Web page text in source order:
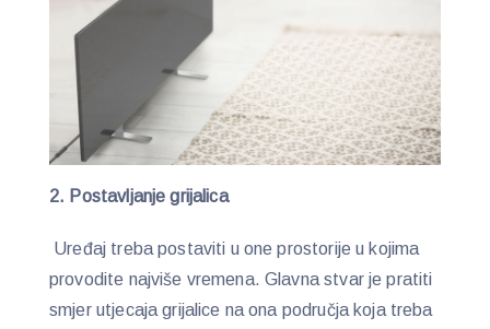
2. Postavljanje grijalica
Uređaj treba postaviti u one prostorije u kojima
provodite najviše vremena. Glavna stvar je pratiti
smjer utjecaja grijalice na ona područja koja treba